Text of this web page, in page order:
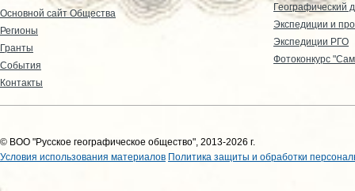
Основной сайт Общества
Регионы
Гранты
События
Контакты
Географический
Экспедиции и
Экспедиции РГО
Фотоконкурс
© ВОО "Русское географическое общество", 2013-2026 г.
Условия использования материалов Политика защиты и обработки